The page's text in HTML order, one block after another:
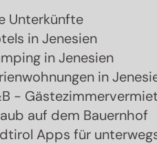
Weinberge,
Unterkünfte
in Jenesien
in Jenesien
in
-
auf dem Bauernhof
Apps für